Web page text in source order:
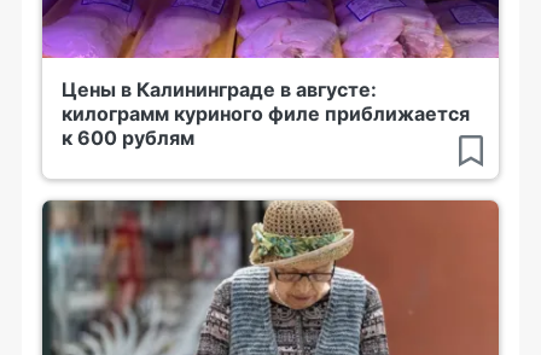
Цены в Калининграде в августе:
килограмм куриного филе приближается
к 600 рублям